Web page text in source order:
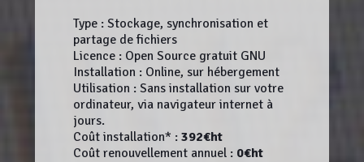
Type : Stockage, synchronisation et
partage de fichiers
Licence : Open Source gratuit GNU
Installation : Online, sur hébergement
Utilisation : Sans installation sur votre
ordinateur, via navigateur internet à
jours.
Coût installation* : 392€ht
Coût renouvellement annuel : 0€ht